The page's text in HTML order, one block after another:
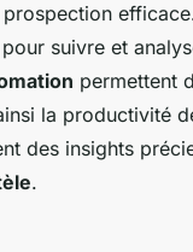
suivre et
permettent
la productivité
des insights
.